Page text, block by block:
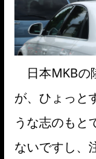
日本MKBの
が、ひょっと
うな志のもと
ないですし、